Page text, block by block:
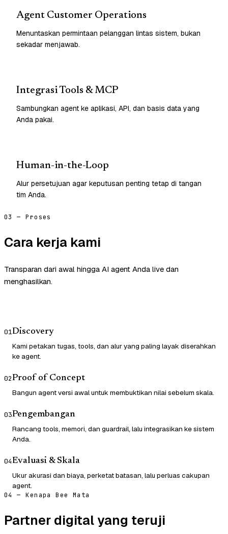
Agent Customer Operations
Menuntaskan permintaan pelanggan lintas sistem, bukan
sekadar menjawab.
Integrasi Tools & MCP
Sambungkan agent ke aplikasi, API, dan basis data yang
Anda pakai.
Human-in-the-Loop
Alur persetujuan agar keputusan penting tetap di tangan
tim Anda.
03 — Proses
Cara kerja kami
Transparan dari awal hingga AI agent Anda live dan
menghasilkan.
01Discovery
Kami petakan tugas, tools, dan alur yang paling layak diserahkan
ke agent.
02Proof of Concept
Bangun agent versi awal untuk membuktikan nilai sebelum skala.
03Pengembangan
Rancang tools, memori, dan guardrail, lalu integrasikan ke sistem
Anda.
04Evaluasi & Skala
Ukur akurasi dan biaya, perketat batasan, lalu perluas cakupan
agent.
04 — Kenapa Bee Mata
Partner digital yang teruji